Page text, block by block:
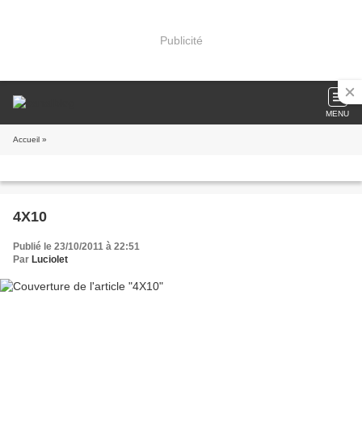
Publicité
MENU
Accueil »
4X10
Publié le 23/10/2011 à 22:51
Par Luciolet